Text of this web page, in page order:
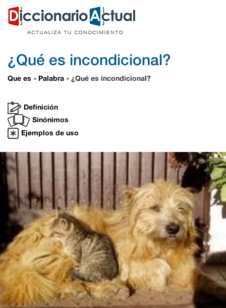
¿Qué es incondicional?
Que es » Palabra » ¿Qué es incondicional?
Definición
Sinónimos
Ejemplos de uso